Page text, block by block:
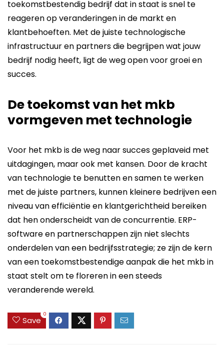
toekomstbestendig bedrijf dat in staat is snel te
reageren op veranderingen in de markt en
klantbehoeften. Met de juiste technologische
infrastructuur en partners die begrijpen wat jouw
bedrijf nodig heeft, ligt de weg open voor groei en
succes.
De toekomst van het mkb
vormgeven met technologie
Voor het mkb is de weg naar succes geplaveid met
uitdagingen, maar ook met kansen. Door de kracht
van technologie te benutten en samen te werken
met de juiste partners, kunnen kleinere bedrijven een
niveau van efficiëntie en klantgerichtheid bereiken
dat hen onderscheidt van de concurrentie. ERP-
software en partnerschappen zijn niet slechts
onderdelen van een bedrijfsstrategie; ze zijn de kern
van een toekomstbestendige aanpak die het mkb in
staat stelt om te floreren in een steeds
veranderende wereld.
Save
0